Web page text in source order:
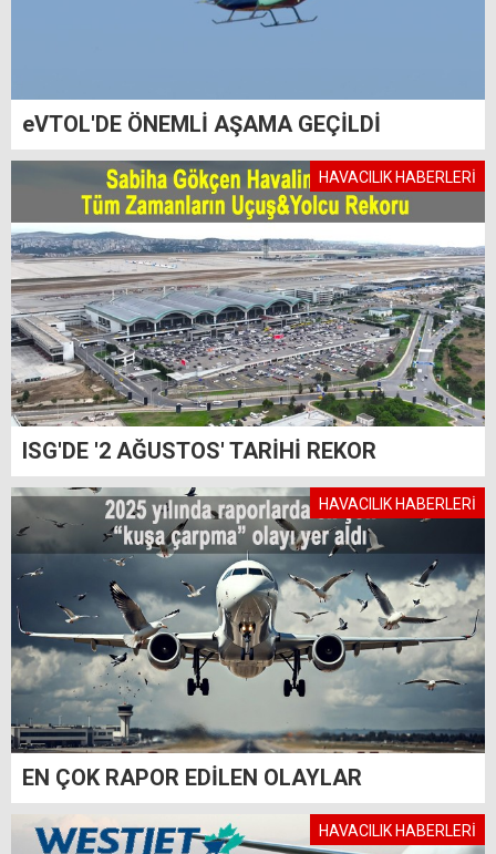
eVTOL'DE ÖNEMLİ AŞAMA GEÇİLDİ
HAVACILIK HABERLERİ
ISG'DE '2 AĞUSTOS' TARİHİ REKOR
HAVACILIK HABERLERİ
EN ÇOK RAPOR EDİLEN OLAYLAR
HAVACILIK HABERLERİ